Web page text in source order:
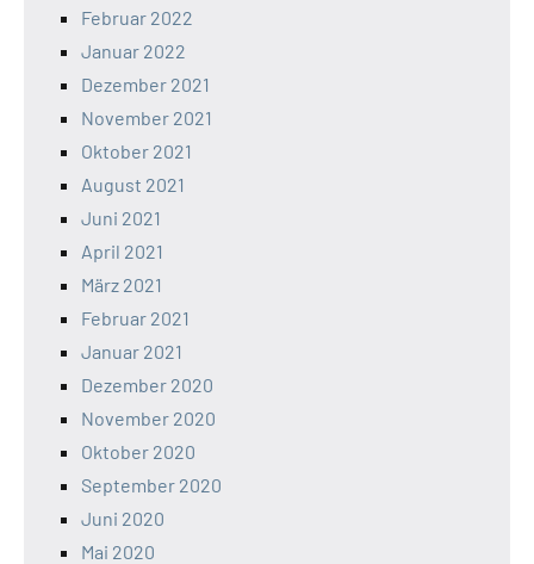
Februar 2022
Januar 2022
Dezember 2021
November 2021
Oktober 2021
August 2021
Juni 2021
April 2021
März 2021
Februar 2021
Januar 2021
Dezember 2020
November 2020
Oktober 2020
September 2020
Juni 2020
Mai 2020